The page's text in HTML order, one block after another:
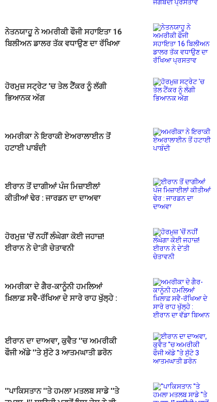
ਨੇਤਨਯਾਹੂ ਨੇ ਅਮਰੀਕੀ ਫੌਜੀ ਸਹਾਇਤਾ 16
ਬਿਲੀਅਨ ਡਾਲਰ ਤੱਕ ਵਧਾਉਣ ਦਾ ਰੱਖਿਆ
ਹੋਰਮੁਜ਼ ਸਟ੍ਰੇਟ 'ਚ ਤੇਲ ਟੈਂਕਰ ਨੂੰ ਲੱਗੀ
ਭਿਆਨਕ ਅੱਗ
ਅਮਰੀਕਾ ਨੇ ਇਰਾਕੀ ਏਅਰਾਲਾਈਨ ਤੋਂ
ਹਟਾਈ ਪਾਬੰਦੀ
ਈਰਾਨ ਤੋਂ ਦਾਗੀਆਂ ਪੰਜ ਮਿਜ਼ਾਈਲਾਂ
ਕੀਤੀਆਂ ਢੇਰ : ਜਾਰਡਨ ਦਾ ਦਾਅਵਾ
ਹੋਰਮੁਜ਼ 'ਚੋਂ ਨਹੀਂ ਲੰਘੇਗਾ ਕੋਈ ਜਹਾਜ਼!
ਈਰਾਨ ਨੇ ਦੇ'ਤੀ ਚੇਤਾਵਨੀ
ਅਮਰੀਕਾ ਦੇ ਗੈਰ-ਕਾਨੂੰਨੀ ਹਮਲਿਆਂ
ਖ਼ਿਲਾਫ਼ ਸਵੈ-ਰੱਖਿਆ ਦੇ ਸਾਰੇ ਰਾਹ ਖੁੱਲ੍ਹੇ :
ਈਰਾਨ ਦਾ ਦਾਅਵਾ, ਕੁਵੈਤ ''ਚ ਅਮਰੀਕੀ
ਫੌਜੀ ਅੱਡੇ ''ਤੇ ਸੁੱਟੇ 3 ਆਤਮਘਾਤੀ ਡਰੋਨ
''ਪਾਕਿਸਤਾਨ ''ਤੇ ਹਮਲਾ ਮਤਲਬ ਸਾਡੇ ''ਤੇ